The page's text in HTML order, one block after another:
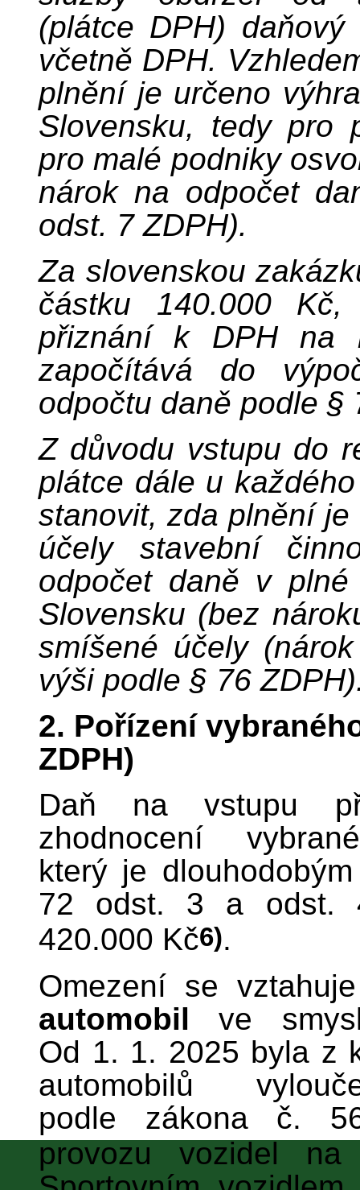
(plátce DPH)
včetně DPH.
plnění je určeno
Slovensku, tedy pro
pro malé podniky
nárok na odpočet
odst. 7 ZDPH).
Za slovenskou
částku 140.000
přiznání k DPH na
započítává do
odpočtu daně podle §
Z důvodu vstupu do
plátce dále u
stanovit, zda plnění
účely stavební
odpočet daně v
Slovensku (bez
smíšené účely
výši podle § 76
2. Pořízení
ZDPH)
Daň na vstupu
zhodnocení
který je
72 odst. 3 a odst.
420.000 Kč6).
Omezení se
automobil ve
Od 1. 1. 2025 byla z
automobilů
podle zákona č.
provozu vozidel na